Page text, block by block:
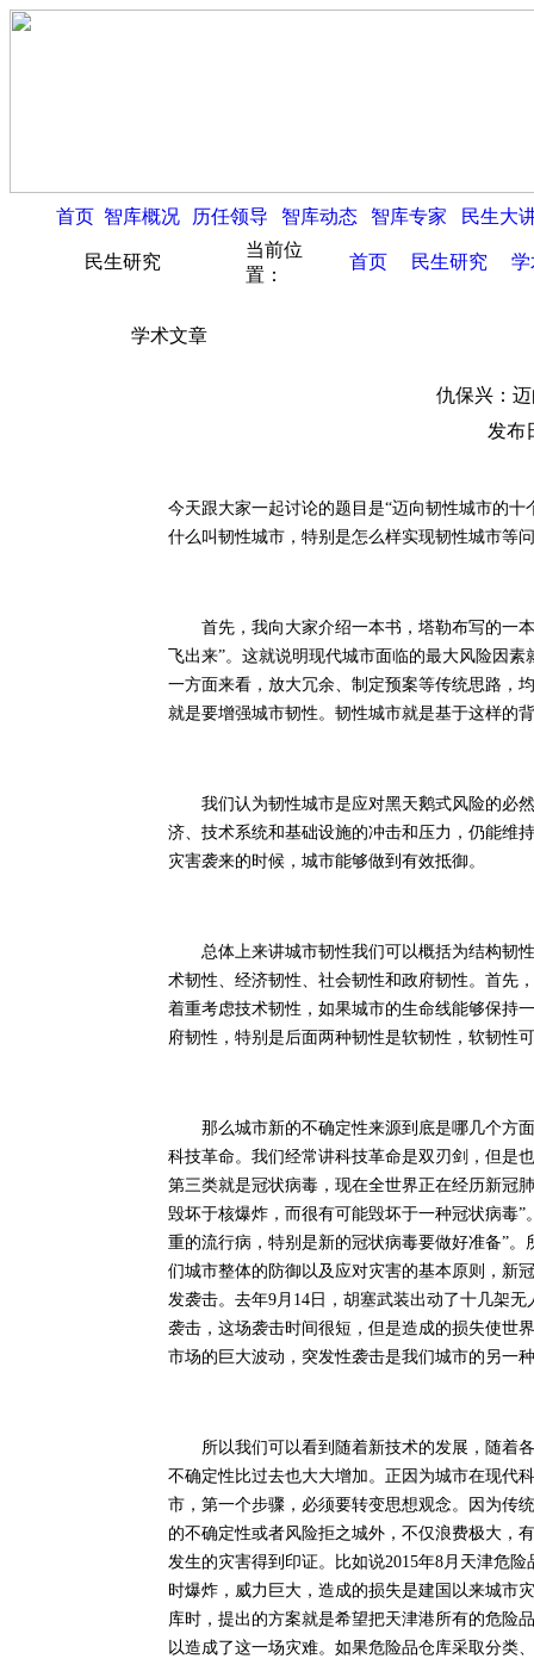
首页 智库概况 历任领导 智库动态 智库专家 民生大
民生研究
当前位
置：
首页 民生研究 学
学术文章
仇保兴：
发布
今天跟大家一起讨论的题目是“迈向韧性城市的
什么叫韧性城市，特别是怎么样实现韧性城市等
首先，我向大家介绍一本书，塔勒布写的一本
飞出来”。这就说明现代城市面临的最大风险因
一方面来看，放大冗余、制定预案等传统思路，
就是要增强城市韧性。韧性城市就是基于这样的
我们认为韧性城市是应对黑天鹅式风险的必然
济、技术系统和基础设施的冲击和压力，仍能维
灾害袭来的时候，城市能够做到有效抵御。
总体上来讲城市韧性我们可以概括为结构韧性
术韧性、经济韧性、社会韧性和政府韧性。首先
着重考虑技术韧性，如果城市的生命线能够保持
府韧性，特别是后面两种韧性是软韧性，软韧性
那么城市新的不确定性来源到底是哪几个方面
科技革命。我们经常讲科技革命是双刃剑，但是
第三类就是冠状病毒，现在全世界正在经历新冠
毁坏于核爆炸，而很有可能毁坏于一种冠状病毒
重的流行病，特别是新的冠状病毒要做好准备”
们城市整体的防御以及应对灾害的基本原则，新
发袭击。去年9月14日，胡塞武装出动了十几架
袭击，这场袭击时间很短，但是造成的损失使世
市场的巨大波动，突发性袭击是我们城市的另一
所以我们可以看到随着新技术的发展，随着各
不确定性比过去也大大增加。正因为城市在现代
市，第一个步骤，必须要转变思想观念。因为传
的不确定性或者风险拒之城外，不仅浪费极大，
发生的灾害得到印证。比如说2015年8月天津危
时爆炸，威力巨大，造成的损失是建国以来城市
库时，提出的方案就是希望把天津港所有的危险
以造成了这一场灾难。如果危险品仓库采取分类